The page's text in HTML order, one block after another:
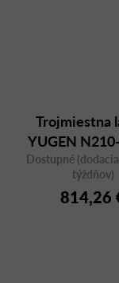
Trojmiestna
YUGEN
odkladacím
Dostupné
týždňov)
814,26